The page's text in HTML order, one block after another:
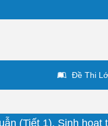
Đề Thi
(Tiết 1), Sinh hoạt